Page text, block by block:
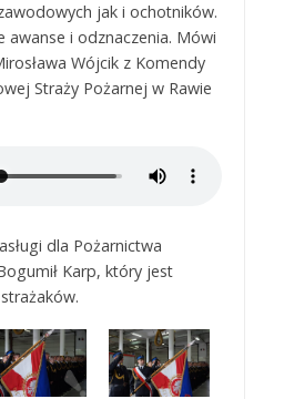
jak i ochotników.
awanse i odznaczenia. Mówi
Wójcik z Komendy
Straży Pożarnej w Rawie
dla Pożarnictwa
Karp, który jest